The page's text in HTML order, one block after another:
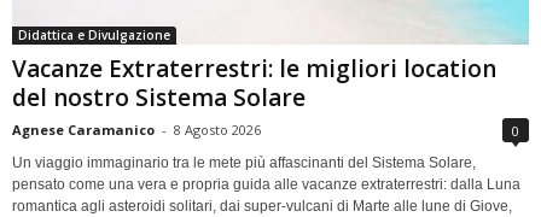
Didattica e Divulgazione
Vacanze Extraterrestri: le migliori location
del nostro Sistema Solare
Agnese Caramanico - 8 Agosto 2026 0
Un viaggio immaginario tra le mete più affascinanti del Sistema Solare,
pensato come una vera e propria guida alle vacanze extraterrestri: dalla Luna
romantica agli asteroidi solitari, dai super-vulcani di Marte alle lune di Giove,